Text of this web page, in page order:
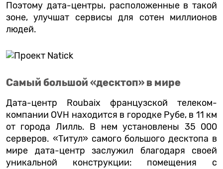
Поэтому дата-центры, расположенные в такой
зоне, улучшат сервисы для сотен миллионов
людей.
Самый большой «десктоп» в мире
Дата-центр Roubaix французской телеком-
компании OVH находится в городке Рубе, в 11 км
от города Лилль. В нем установлены 35 000
серверов. «Титул» самого большого десктопа в
мире дата-центр заслужил благодаря своей
уникальной конструкции: помещения с